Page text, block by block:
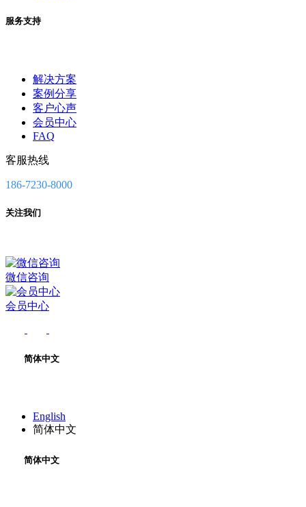
服务支持
解决方案
案例分享
客户心声
会员中心
FAQ
客服热线
186-7230-8000
关注我们
微信咨询
会员中心
简体中文
English
简体中文
简体中文